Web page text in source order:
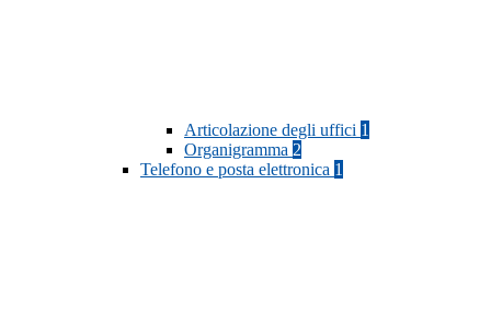
Articolazione degli uffici 1
Organigramma 2
Telefono e posta elettronica 1